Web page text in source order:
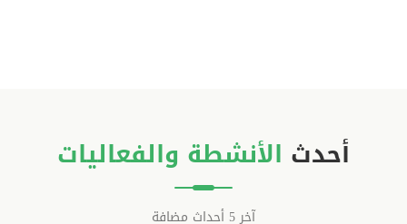
أحدث الأنشطة والفعاليات
آخر 5 أحداث مضافة